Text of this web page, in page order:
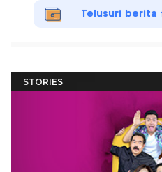
Telusuri berita